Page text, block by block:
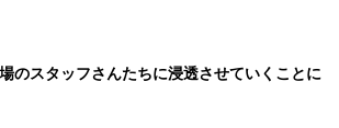
のスタッフさんたちに浸透させていくことに